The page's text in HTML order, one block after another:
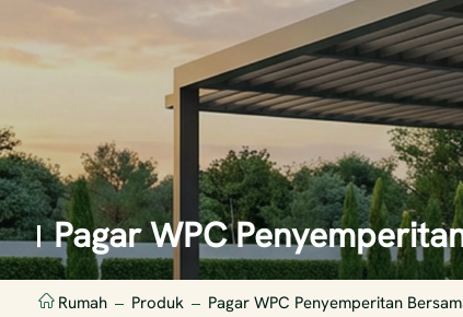
Pagar WPC
Rumah Produk Pagar WPC Penyemperitan